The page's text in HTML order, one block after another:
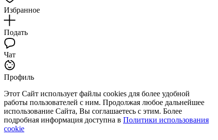
Избранное
Подать
Чат
Профиль
Этот Сайт использует файлы cookies для более удобной
работы пользователей с ним. Продолжая любое дальнейшее
использование Сайта, Вы соглашаетесь с этим. Более
подробная информация доступна в Политики использования
cookie